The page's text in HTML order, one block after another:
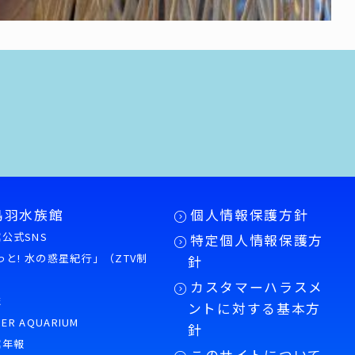
水族館
式SNS
と! 水の惑星紀行」（ZTV制
AQUARIUM
報
個人情報保護方針
特定個人情報保護方
針
カスタマーハラスメ
ントに対する基本方
針